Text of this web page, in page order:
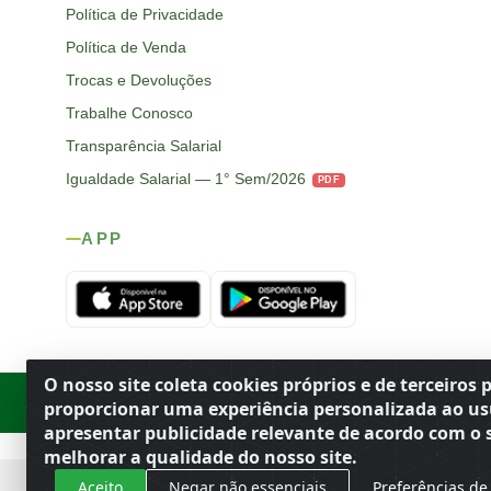
O nosso site coleta cookies próprios e de terceiros
proporcionar uma experiência personalizada ao
apresentar publicidade relevante de acordo com o
melhorar a qualidade do nosso site.
Aceito Negar não essenciais Preferências de
Política de Privacidade
Política de Venda
Trocas e Devoluções
Trabalhe Conosco
Transparência Salarial
Igualdade Salarial — 1° Sem/2026
PDF
APP
Rod. SP-215, s/n, km 98 — Área Rural Porto Ferreira/ ·